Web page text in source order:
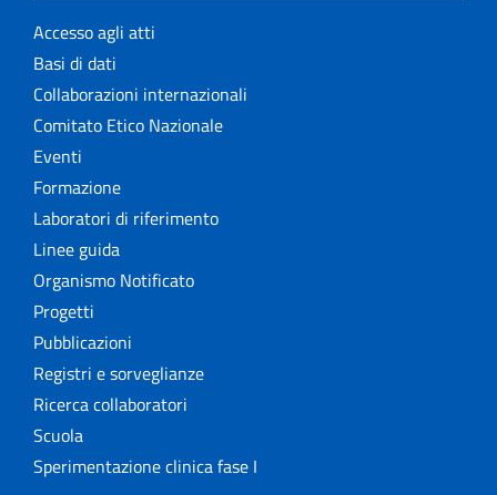
Accesso agli atti
Basi di dati
Collaborazioni internazionali
Comitato Etico Nazionale
Eventi
Formazione
Laboratori di riferimento
Linee guida
Organismo Notificato
Progetti
Pubblicazioni
Registri e sorveglianze
Ricerca collaboratori
Scuola
Sperimentazione clinica fase I